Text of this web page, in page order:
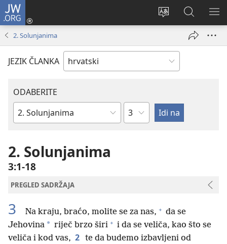
JW.ORG
Promijeni
Prijava
(otvara
prozor)
JW.ORG
|
Pretraga
2. Solunjanima
JEZIK ČLANKA
ODABERITE
Biblijska
Poglavlje
2. Solunjanima
3:1-18
PREGLED SADRŽAJA
3 Na kraju, braćo, molite se za nas, + da se
Jehovina * riječ brzo širi + i da se veliča, kao što se
veliča i kod vas, 2 te da budemo izbavljeni od